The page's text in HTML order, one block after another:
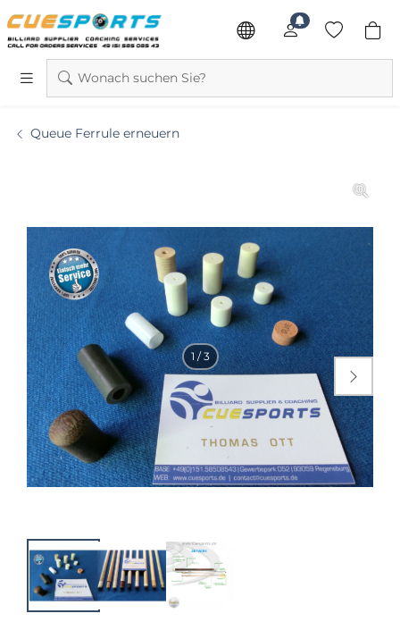
Wonach suchen Sie?
Queue Ferrule erneuern
